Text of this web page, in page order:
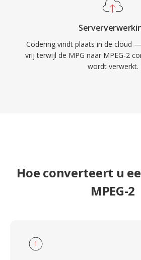
Codering vindt plaats in de cloud
vrij terwijl de MPG naar MPEG-2
wordt verwerkt.
Hoe converteert u
MPEG-2
1